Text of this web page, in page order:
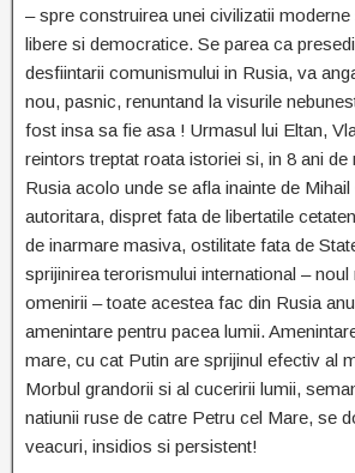
– spre construirea unei civilizatii
libere si democratice. Se parea ca
desfiintarii comunismului in Rusia, va
nou, pasnic, renuntand la visurile
fost insa sa fie asa ! Urmasul lui Eltan,
reintors treptat roata istoriei si, in 8 ani de
Rusia acolo unde se afla inainte de
autoritara, dispret fata de libertatile
de inarmare masiva, ostilitate fata de
sprijinirea terorismului international – noul
omenirii – toate acestea fac din Rusia
amenintare pentru pacea lumii.
mare, cu cat Putin are sprijinul efectiv al
Morbul grandorii si al cuceririi lumii,
natiunii ruse de catre Petru cel Mare, se
veacuri, insidios si persistent!